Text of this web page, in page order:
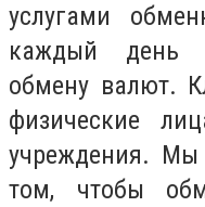
услугами
каждый день
обмену валют.
физические
учреждения. Мы
том, чтобы